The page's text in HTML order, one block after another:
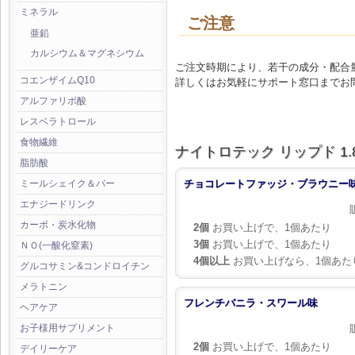
ミネラル
亜鉛
カルシウム＆マグネシウム
コエンザイムQ10
アルファリポ酸
レスベラトロール
食物繊維
脂肪酸
ミールシェイク＆バー
エナジードリンク
カーボ・炭水化物
ＮＯ(一酸化窒素)
グルコサミン&コンドロイチン
メラトニン
ヘアケア
お子様用サプリメント
デイリーケア
ご注意
ご注文時期により、若干の成分・配合
詳しくはお気軽にサポート窓口までお
ナイトロテック リップド
チョコレートファッジ・ブラウニー
2個 お買い上げで、1個あたり
3個 お買い上げで、1個あたり
4個以上 お買い上げなら、1個あた
フレンチバニラ・スワール味
2個 お買い上げで、1個あたり